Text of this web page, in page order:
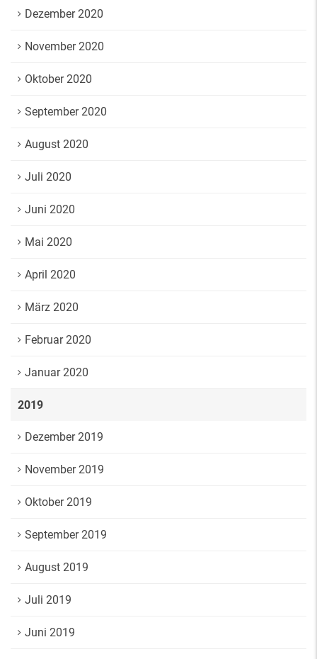
Dezember 2020
November 2020
Oktober 2020
September 2020
August 2020
Juli 2020
Juni 2020
Mai 2020
April 2020
März 2020
Februar 2020
Januar 2020
2019
Dezember 2019
November 2019
Oktober 2019
September 2019
August 2019
Juli 2019
Juni 2019